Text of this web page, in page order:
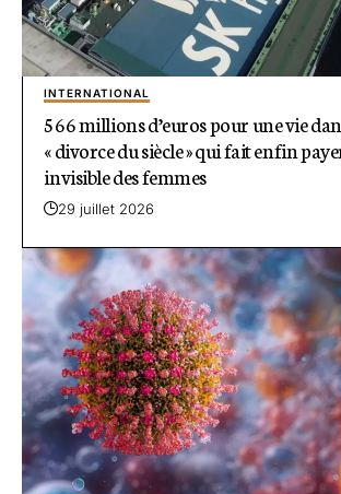
INTERNATIONAL
566 millions d’euros pour une vie
« divorce du siècle » qui fait enfin
invisible des femmes
29 juillet 2026